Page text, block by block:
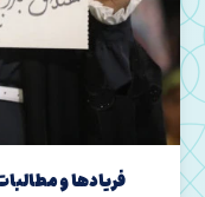
مازندران | قاب